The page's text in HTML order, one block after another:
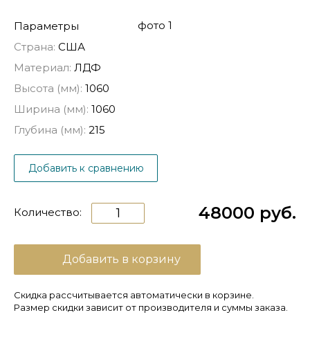
Параметры
Страна: США
Материал: ЛДФ
Высота (мм): 1060
Ширина (мм): 1060
Глубина (мм): 215
Добавить к сравнению
48000 руб.
Количество:
Добавить в корзину
Скидка рассчитывается автоматически в корзине.
Размер скидки зависит от производителя и суммы заказа.